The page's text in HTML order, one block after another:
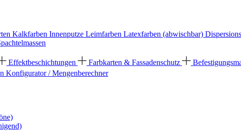
Kalkfarben Innenputze Leimfarben Latexfarben (abwischbar)
Effektbeschichtungen Farbkarten & Fassadenschutz
Konfigurator / Mengenberechner